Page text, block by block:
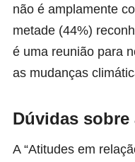
não é amplamente
metade (44%)
é uma reunião para
as mudanças
Dúvidas sobre
A “Atitudes em